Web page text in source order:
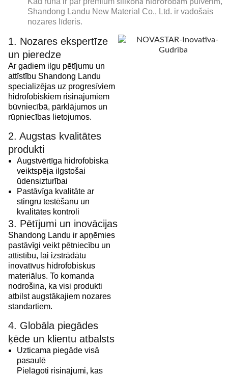
Shandong Landu New Material Co., Ltd. ir vadošais
nozares līderis.
1. Nozares ekspertīze
un pieredze
Ar gadiem ilgu pētījumu un
attīstību Shandong Landu
specializējas uz progresīviem
hidrofobiskiem risinājumiem
būvniecībā, pārklājumos un
rūpniecības lietojumos.
2. Augstas kvalitātes
produkti
Augstvērtīga hidrofobiska
veiktspēja ilgstošai
ūdensizturībai
Pastāvīga kvalitāte ar
stingru testēšanu un
kvalitātes kontroli
3. Pētījumi un inovācijas
Shandong Landu ir apņēmies
pastāvīgi veikt pētniecību un
attīstību, lai izstrādātu
inovatīvus hidrofobiskus
materiālus. To komanda
nodrošina, ka visi produkti
atbilst augstākajiem nozares
standartiem.
4. Globāla piegādes
ķēde un klientu atbalsts
Uzticama piegāde visā
pasaulē
Pielāgoti risinājumi, kas